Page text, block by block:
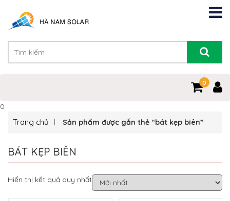
0
0
Trang chủ Sản phẩm được gắn thẻ “bát kẹp biên”
BÁT KẸP BIÊN
Hiển thị kết quả duy nhất